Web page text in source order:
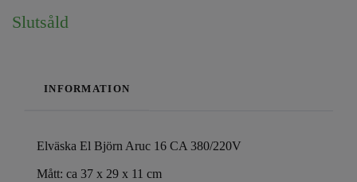
Slutsåld
INFORMATION
Elväska El Björn Aruc 16 CA 380/220V
Mått: ca 37 x 29 x 11 cm